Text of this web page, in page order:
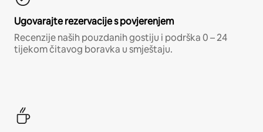
Ugovarajte rezervacije s povjerenjem
Recenzije naših pouzdanih gostiju i podrška 0 – 24
tijekom čitavog boravka u smještaju.